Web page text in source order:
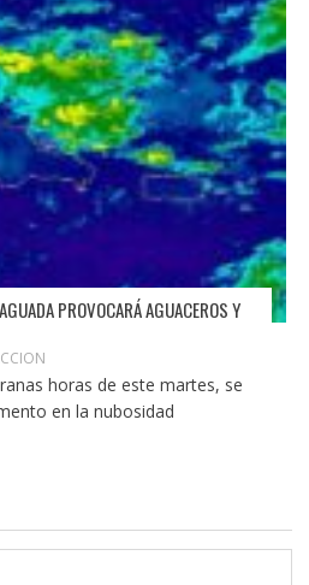
PROVOCARÁ AGUACEROS Y
horas de este martes, se
en la nubosidad